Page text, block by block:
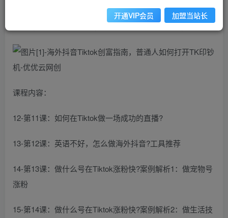
24 0
海外抖音Tiktok创富指南，普通人如何打开TK印钞机
课程内容：
12-第11课：如何在Tiktok做一场成功的直播?
13-第12课：英语不好，怎么做海外抖音?工具推荐
14-第13课：做什么号在Tiktok涨粉快?案例解析1：做宠物号
涨粉
15-第14课：做什么号在Tiktok涨粉快?案例解析2：做生活技
开通VIP会员 加盟当站长